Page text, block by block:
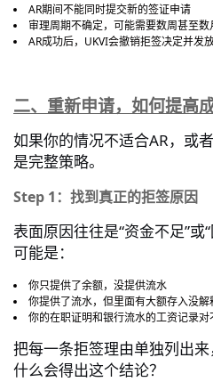
AR期间不能同时提交新的签证申请
审理周期不确定，可能需要数周甚至数
AR成功后， UKVI会撤销拒签决定并发放
二、重新申请，如何提高
如果你的情况不适合AR ，或
是完整策略。
Step 1：找到真正的拒签原因
表面原因往往是“资金不足”或“
可能是：
你只提供了余额，没提供流水
你提供了流水，但里面有大额存入没解
你的在职证明和银行流水的工资记录对
把每一条拒签理由单独列出
什么会得出这个结论？